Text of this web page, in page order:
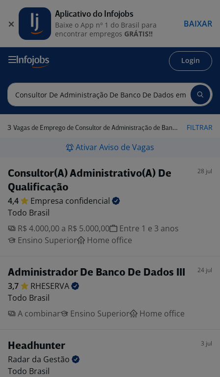
Login
3 Vagas de Emprego de Consultor de Administração de Banco de Dados em Belém - PA FILTRAR
Ativar Aviso de Vagas
Consultor(A) Administrativo(A) De
Qualificação
28 jul
4,4 Empresa confidencial
Todo Brasil
R$ 4.000,00 a R$ 5.000,00
Entre 1 e 3 anos
Ensino Superior
Home office
Administrador De Banco De Dados III 24 jul
3,7
RHESERVA
Todo Brasil
A combinar
Ensino Superior Home office
Headhunter 3 jul
Radar da Gestão
Todo Brasil
Aplicativo do Infojobs
Baixe o App nº 1 do Brasil para
encontrar empregos GRÁTIS!!
BAIXAR